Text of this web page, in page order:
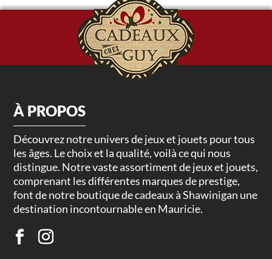
À PROPOS
Découvrez notre univers de jeux et jouets pour tous
les âges. Le choix et la qualité, voilà ce qui nous
distingue. Notre vaste assortiment de jeux et jouets,
comprenant les différentes marques de prestige,
font de notre boutique de cadeaux à Shawinigan une
destination incontournable en Mauricie.